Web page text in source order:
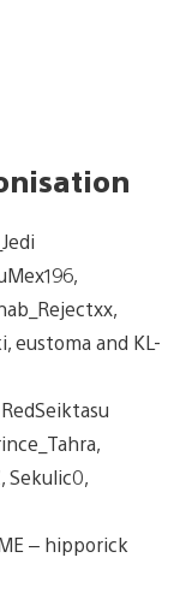
eustoma and KL-
Sekulic0,
– hipporick